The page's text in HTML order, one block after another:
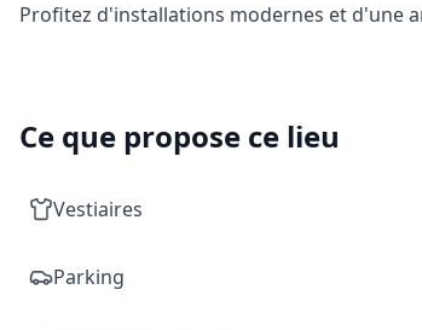
Profitez d'installations modernes et d'une
Ce que propose ce lieu
Vestiaires
Parking